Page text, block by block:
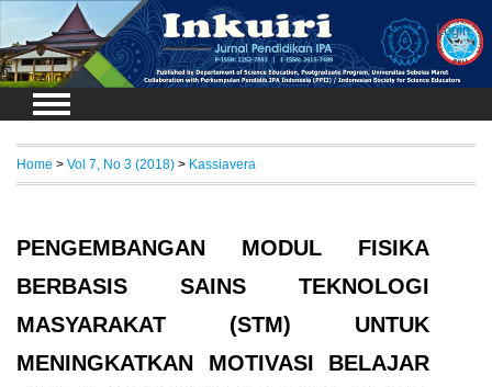
Login
Home > Vol 7, No 3 (2018) > Kassiavera
PENGEMBANGAN MODUL FISIKA
BERBASIS SAINS TEKNOLOGI
MASYARAKAT (STM) UNTUK
MENINGKATKAN MOTIVASI BELAJAR